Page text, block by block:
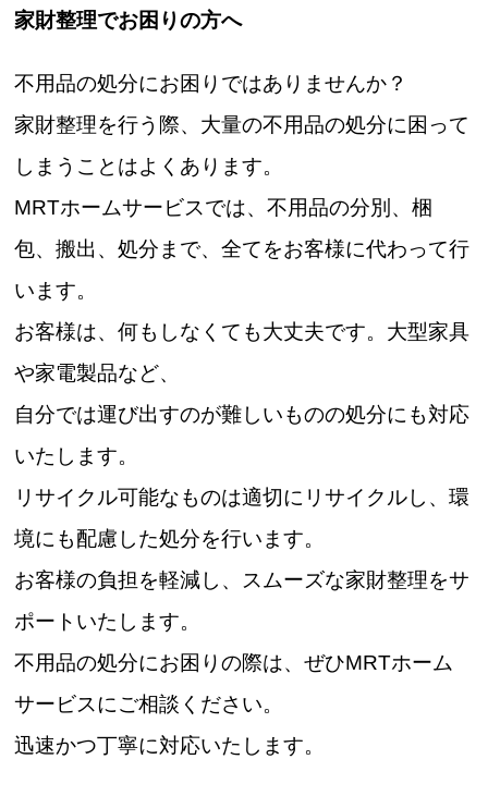
家財整理でお困りの方へ
不用品の処分にお困りではありませんか？
家財整理を行う際、大量の不用品の処分に困って
しまうことはよくあります。
MRTホームサービスでは、不用品の分別、梱
包、搬出、処分まで、全てをお客様に代わって行
います。
お客様は、何もしなくても大丈夫です。大型家具
や家電製品など、
自分では運び出すのが難しいものの処分にも対応
いたします。
リサイクル可能なものは適切にリサイクルし、環
境にも配慮した処分を行います。
お客様の負担を軽減し、スムーズな家財整理をサ
ポートいたします。
不用品の処分にお困りの際は、ぜひMRTホーム
サービスにご相談ください。
迅速かつ丁寧に対応いたします。